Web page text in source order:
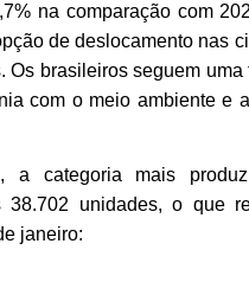
na comparação com
de deslocamento nas
brasileiros seguem uma
com o meio ambiente e
a categoria mais
38.702 unidades, o que
janeiro: